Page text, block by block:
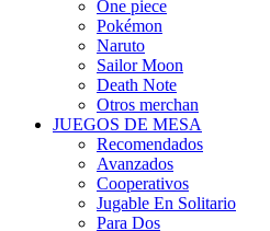
One piece
Pokémon
Naruto
Sailor Moon
Death Note
Otros merchan
JUEGOS DE MESA
Recomendados
Avanzados
Cooperativos
Jugable En Solitario
Para Dos